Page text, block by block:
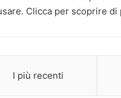
I più recenti